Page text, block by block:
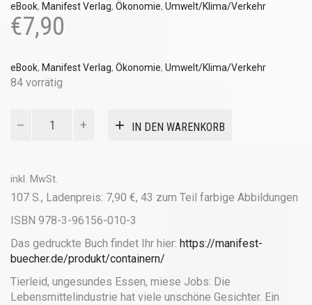
eBook, Manifest Verlag, Ökonomie, Umwelt/Klima/Verkehr
€7,90
eBook, Manifest Verlag, Ökonomie, Umwelt/Klima/Verkehr
84 vorrätig
Tonnen!
(eBook)
IN DEN WARENKORB
inkl. MwSt.
107 S., Ladenpreis: 7,90 €, 43 zum Teil farbige Abbildungen
ISBN 978-3-96156-010-3
Das gedruckte Buch findet Ihr hier: https://manifest-
buecher.de/produkt/containern/
Tierleid, ungesundes Essen, miese Jobs: Die
Lebensmittelindustrie hat viele unschöne Gesichter. Ein